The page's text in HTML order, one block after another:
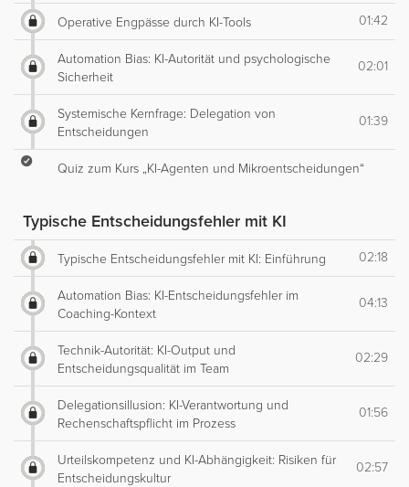
Operative Engpässe durch KI-Tools 01:42
Automation Bias: KI-Autorität und psychologische
Sicherheit
02:01
Systemische Kernfrage: Delegation von
Entscheidungen
01:39
Quiz zum Kurs „KI-Agenten und Mikroentscheidungen“
Typische Entscheidungsfehler mit KI
Typische Entscheidungsfehler mit KI: Einführung 02:18
Automation Bias: KI-Entscheidungsfehler im
Coaching-Kontext
04:13
Technik-Autorität: KI-Output und
Entscheidungsqualität im Team
02:29
Delegationsillusion: KI-Verantwortung und
Rechenschaftspflicht im Prozess
01:56
Urteilskompetenz und KI-Abhängigkeit: Risiken für
Entscheidungskultur
02:57